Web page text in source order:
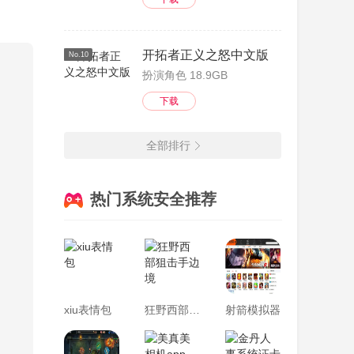
No.10 开拓者正义之怒中文版
扮演角色 18.9GB
下载
全部排行
热门系统安全推荐
xiu表情包 射箭模拟器